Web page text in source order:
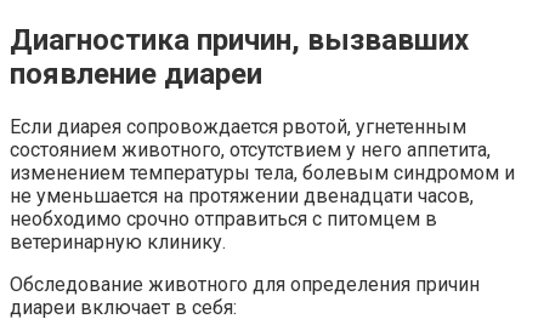
Диагностика причин, вызвавших
появление диареи
Если диарея сопровождается рвотой, угнетенным
состоянием животного, отсутствием у него аппетита,
изменением температуры тела, болевым синдромом и
не уменьшается на протяжении двенадцати часов,
необходимо срочно отправиться с питомцем в
ветеринарную клинику.
Обследование животного для определения причин
диареи включает в себя: